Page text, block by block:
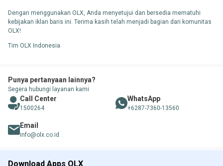
Dengan menggunakan OLX, Anda menyetujui dan bersedia mematuhi
kebijakan iklan baris ini. Terima kasih telah menjadi bagian dari komunitas
OLX!
Tim OLX Indonesia
Punya pertanyaan lainnya?
Segera hubungi layanan kami
Call Center
1500264
WhatsApp
+6287-7360-13560
Email
info@olx.co.id
Download Apps OLX